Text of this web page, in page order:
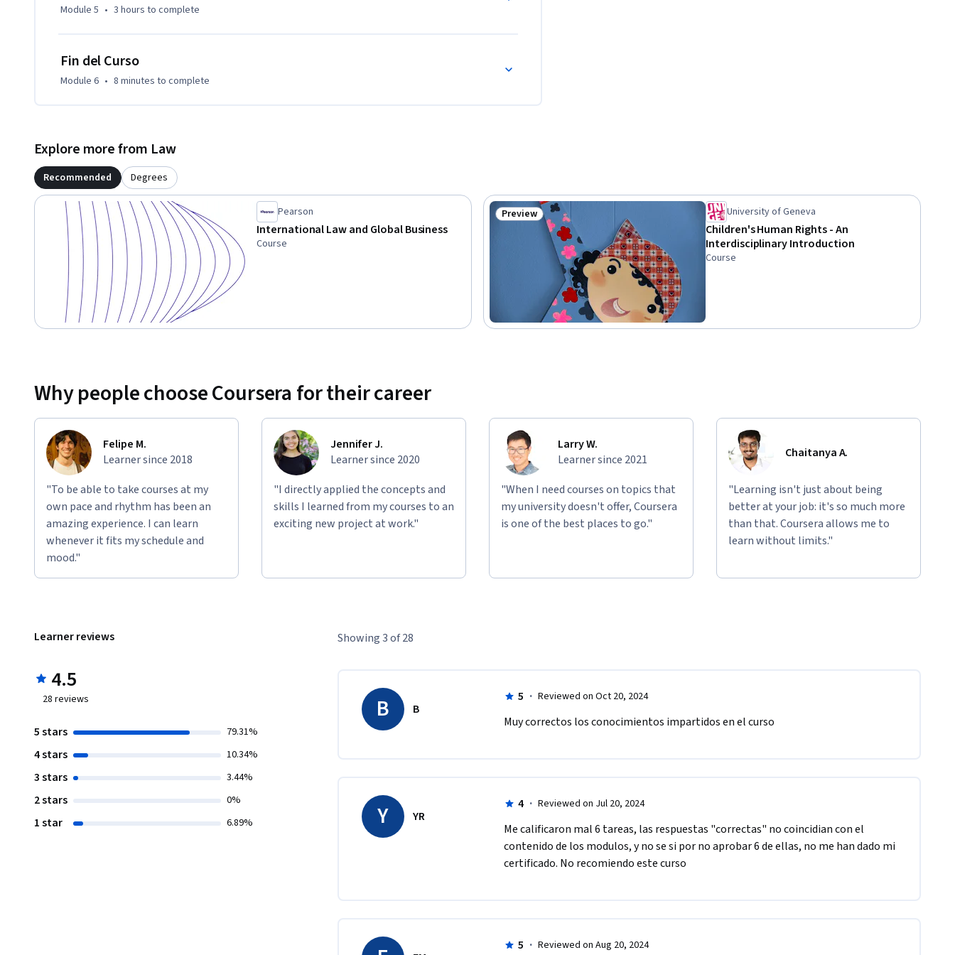
Module 5 • 3 hours to complete
Fin del Curso
Module 6 • 8 minutes to complete
Explore more from Law
Recommended Degrees
Pearson
International Law and Global Business
Course
Status: Preview
Preview University of Geneva
Children's Human Rights - An
Interdisciplinary Introduction
Course
Why people choose Coursera for their career
Felipe M.
Learner since 2018
"To be able to take courses at my
own pace and rhythm has been an
amazing experience. I can learn
whenever it fits my schedule and
mood."
Jennifer J.
Learner since 2020
"I directly applied the concepts and
skills I learned from my courses to an
exciting new project at work."
Larry W.
Learner since 2021
"When I need courses on topics that
my university doesn't offer, Coursera
is one of the best places to go."
Chaitanya A.
"Learning isn't just about being
better at your job: it's so much more
than that. Coursera allows me to
learn without limits."
Learner reviews
4.5
28 reviews
5 stars 79.31%
4 stars 10.34%
3 stars 3.44%
2 stars 0%
1 star 6.89%
Showing 3 of 28
B B
5 · Reviewed on Oct 20, 2024
Muy correctos los conocimientos impartidos en el curso
Y YR
4 · Reviewed on Jul 20, 2024
Me calificaron mal 6 tareas, las respuestas "correctas" no coincidian con el
contenido de los modulos, y no se si por no aprobar 6 de ellas, no me han dado mi
certificado. No recomiendo este curso
5 · Reviewed on Aug 20, 2024